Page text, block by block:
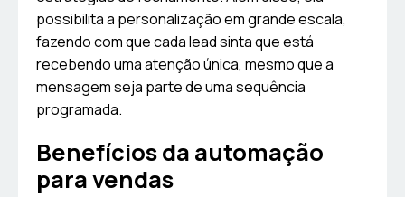
possibilita a personalização em grande escala,
fazendo com que cada lead sinta que está
recebendo uma atenção única, mesmo que a
mensagem seja parte de uma sequência
programada.
Benefícios da automação
para vendas